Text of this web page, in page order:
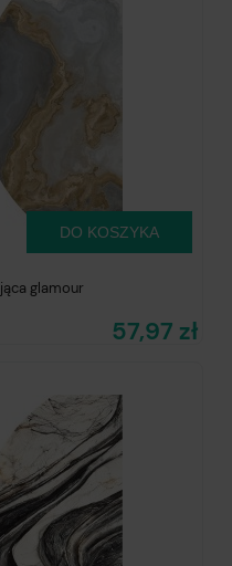
glamour
57,97 zł
DO KOSZYKA